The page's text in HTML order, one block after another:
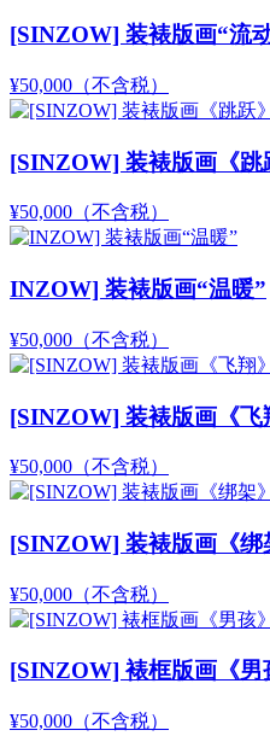
[SINZOW] 装裱版画“流
¥50,000 （不含税）
[SINZOW] 装裱版画《跳
¥50,000 （不含税）
INZOW] 装裱版画“温暖”
¥50,000 （不含税）
[SINZOW] 装裱版画《飞
¥50,000 （不含税）
[SINZOW] 装裱版画《绑
¥50,000 （不含税）
[SINZOW] 裱框版画《男
¥50,000 （不含税）